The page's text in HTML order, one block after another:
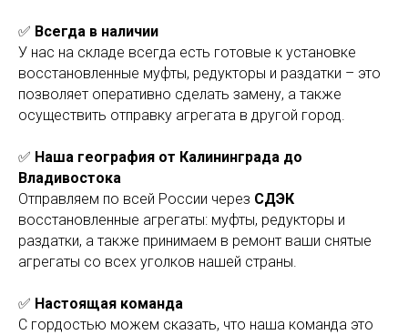
✅ Всегда в наличии
У нас на складе всегда есть готовые к установке
восстановленные муфты, редукторы и раздатки – это
позволяет оперативно сделать замену, а также
осуществить отправку агрегата в другой город.
✅ Наша география от Калининграда до
Владивостока
Отправляем по всей России через СДЭК
восстановленные агрегаты: муфты, редукторы и
раздатки, а также принимаем в ремонт ваши снятые
агрегаты со всех уголков нашей страны.
✅ Настоящая команда
С гордостью можем сказать, что наша команда это